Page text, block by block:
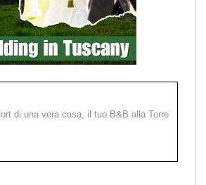
di una vera casa, il tuo B&B alla Torre